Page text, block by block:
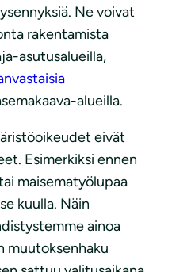
Ne voivat
rakentamista
asutusalueilla,
alueilla.
eivät
Esimerkiksi ennen
maisematyölupaa
kuulla. Näin
ainoa
muutoksenhaku